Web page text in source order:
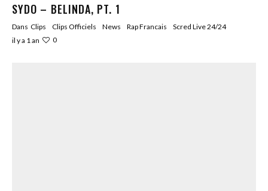
SYDO – BELINDA, PT. 1
Dans Clips Clips Officiels News Rap Francais
Scred Live 24/24
il y a 1 an
0